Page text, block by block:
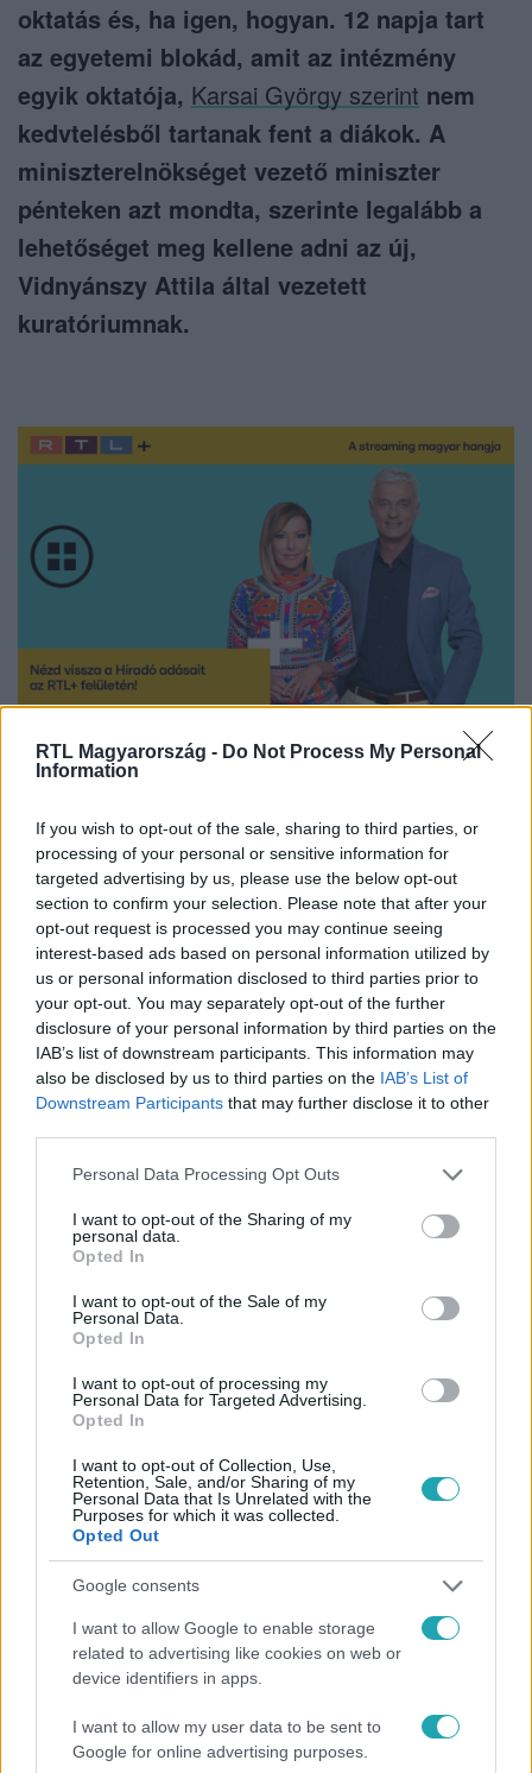
RTL Magyarország - Do Not Process My Personal
Information
If you wish to opt-out of the sale, sharing to third parties, or
processing of your personal or sensitive information for
targeted advertising by us, please use the below opt-out
section to confirm your selection. Please note that after your
opt-out request is processed you may continue seeing
interest-based ads based on personal information utilized by
us or personal information disclosed to third parties prior to
your opt-out. You may separately opt-out of the further
disclosure of your personal information by third parties on the
IAB’s list of downstream participants. This information may
also be disclosed by us to third parties on the IAB’s List of
Downstream Participants that may further disclose it to other
Please note that this website/app uses one or more Google
not limited to your visit or usage behaviour. You may click to
grant or deny consent to Google and its third-party tags to
use your data for below specified purposes in below Google
consent section.
Personal Data Processing Opt Outs
I want to opt-out of the Sharing of my
personal data.
Opted In
I want to opt-out of the Sale of my
Personal Data.
Opted In
I want to opt-out of processing my
Personal Data for Targeted Advertising.
Opted In
I want to opt-out of Collection, Use,
Retention, Sale, and/or Sharing of my
Personal Data that Is Unrelated with the
Purposes for which it was collected.
Opted Out
Google consents
I want to allow Google to enable storage
related to advertising like cookies on web or
device identifiers in apps.
I want to allow my user data to be sent to
Google for online advertising purposes.
oktatás és, ha igen, hogyan. 12 napja tart
az egyetemi blokád, amit az intézmény
egyik oktatója, Karsai György szerint nem
kedvtelésből tartanak fent a diákok. A
miniszterelnökséget vezető miniszter
pénteken azt mondta, szerinte legalább a
lehetőséget meg kellene adni az új,
Vidnyánszy Attila által vezetett
kuratóriumnak.
Nézd vissza a Híradó adásait az RTL+ felületén!
Itt állítsd be, hogy az RTL.hu az elsők között
legyen a Google-találatokban!
Kövess minket, és értesülj a friss hírekről a
HÍRADÓ #
TILTAKOZÁS #AUTONÓMIA #KURATÓRIUM
VIDNYÁNSZKY ATTILA
Népszerű